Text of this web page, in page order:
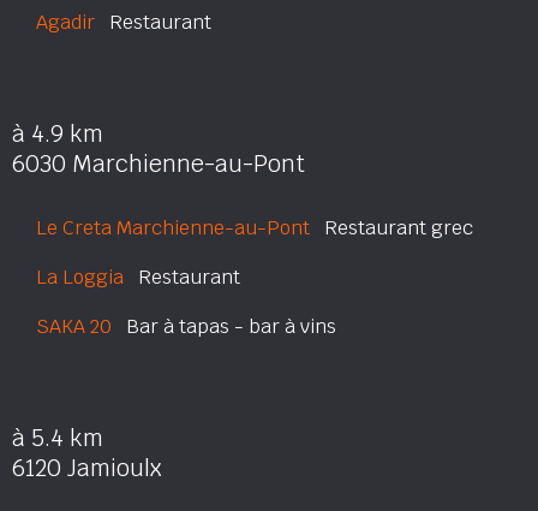
Agadir Restaurant
à 4.9 km
6030 Marchienne-au-Pont
Le Creta Marchienne-au-Pont Restaurant grec
La Loggia Restaurant
SAKA 20 Bar à tapas - bar à vins
à 5.4 km
6120 Jamioulx